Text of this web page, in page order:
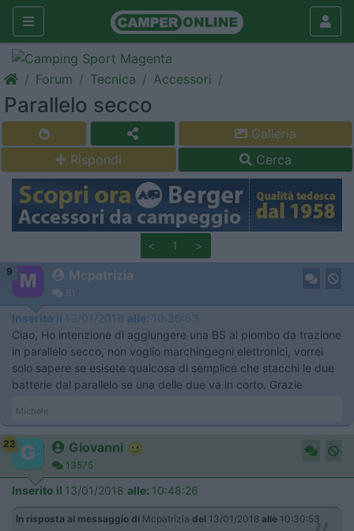
Forum Tecnica Accessori
Parallelo secco
Galleria
Rispondi
Cerca
< 1 >
9 Mcpatrizia
81
Inserito il 13/01/2018 alle: 10:30:53
Ciao, Ho intenzione di aggiungere una BS al piombo da trazione
in parallelo secco, non voglio marchingegni elettronici, vorrei
solo sapere se esisete qualcosa di semplice che stacchi le due
batterie dal parallelo se una delle due va in corto. Grazie
Michele
22 Giovanni
13575
Inserito il 13/01/2018 alle: 10:48:26
In risposta al messaggio di Mcpatrizia del 13/01/2018 alle 10:30:53